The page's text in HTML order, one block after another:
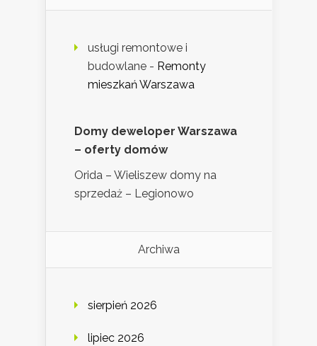
usługi remontowe i
budowlane - Remonty
mieszkań Warszawa
Domy deweloper Warszawa
– oferty domów
Orida – Wieliszew domy na
sprzedaż – Legionowo
Archiwa
sierpień 2026
lipiec 2026